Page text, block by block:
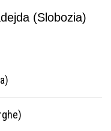
(Slobozia)